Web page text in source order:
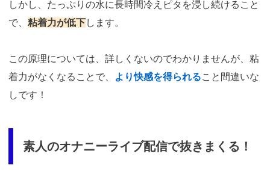
しかし、たっぷりの水に長時間冷えピタを浸し続けること
で、 粘着力が低下します。
この原理については、詳しくないのでわかりませんが、粘
着力がなくなることで、
より快感を得られること間違いな
しです！
素人のオナニーライブ配信で抜きまくる！